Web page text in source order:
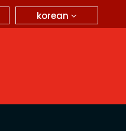
korean